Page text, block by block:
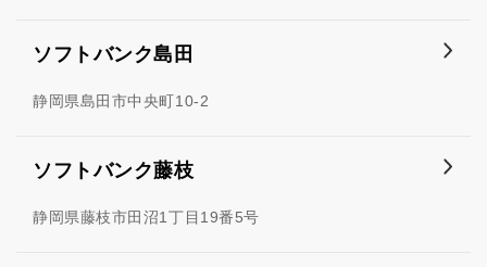
ソフトバンク島田
静岡県島田市中央町10-2
ソフトバンク藤枝
静岡県藤枝市田沼1丁目19番5号